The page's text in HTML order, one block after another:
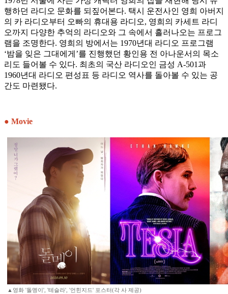
행하던 라디오 문화를 되짚어본다. 택시 운전사인 영희 아버지
의 카 라디오부터 오빠의 휴대용 라디오, 영희의 카세트 라디
오까지 다양한 추억의 라디오와 그 속에서 흘러나오는 프로그
램을 조명한다. 영희의 방에서는 1970년대 라디오 프로그램
‘밤을 잊은 그대에게’를 진행했던 황인용 전 아나운서의 목소
리도 들어볼 수 있다. 최초의 국산 라디오인 금성 A-501과
1960년대 라디오 편성표 등 라디오 역사를 돌아볼 수 있는 공
간도 마련됐다.
● Movie
▲영화 '돌멩이', '테슬라', '언힌지드' 포스터(각 사 제공)